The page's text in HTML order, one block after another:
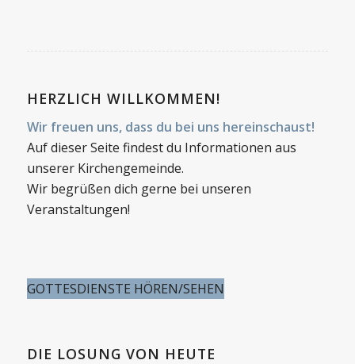
HERZLICH WILLKOMMEN!
Wir freuen uns, dass du bei uns hereinschaust!
Auf dieser Seite findest du Informationen aus
unserer Kirchengemeinde.
Wir begrüßen dich gerne bei unseren
Veranstaltungen!
GOTTESDIENSTE HÖREN/SEHEN
DIE LOSUNG VON HEUTE